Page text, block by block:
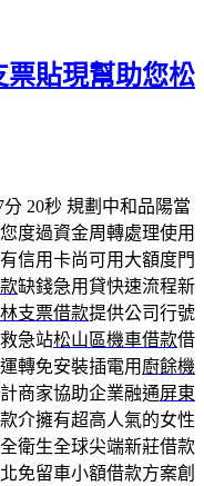
票貼現幫助您松
20秒 規劃中和品陽當
度過資金周轉處理使用
信用卡尚可用大額度門
缺錢急用貸快速流程新
支票借款提供公司行號
急站松山區機車借款借
轉免安裝插電用 廚餘機
商家協助企業融通屏東
介擁有超高人氣的女性
衛生全球尖端新莊借款
免留車小額借款方案創